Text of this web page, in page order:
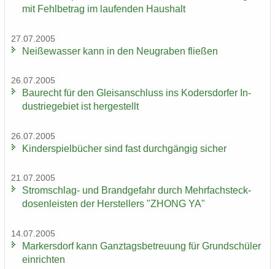
mit Fehl­be­trag im lau­fen­den Haus­halt
27.07.2005
Nei­ße­was­ser kann in den Neu­gra­ben flie­ßen
26.07.2005
Bau­recht für den Gleis­an­schluss ins Ko­ders­dor­fer In­
dus­trie­ge­biet ist her­ge­stellt
26.07.2005
Kin­der­spiel­bü­cher sind fast durch­gän­gig si­cher
21.07.2005
Stromschlag-​ und Brand­ge­fahr durch Mehr­fach­steck­
do­sen­leis­ten der Her­stel­lers "ZHONG YA"
14.07.2005
Mar­kers­dorf kann Ganz­tags­be­treu­ung für Grund­schü­ler
ein­rich­ten